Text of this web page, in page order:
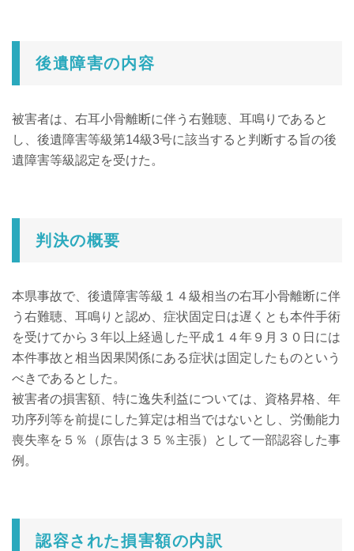
後遺障害の内容
被害者は、右耳小骨離断に伴う右難聴、耳鳴りであると
し、後遺障害等級第14級3号に該当すると判断する旨の後
遺障害等級認定を受けた。
判決の概要
本県事故で、後遺障害等級１４級相当の右耳小骨離断に伴
う右難聴、耳鳴りと認め、症状固定日は遅くとも本件手術
を受けてから３年以上経過した平成１４年９月３０日には
本件事故と相当因果関係にある症状は固定したものという
べきであるとした。
被害者の損害額、特に逸失利益については、資格昇格、年
功序列等を前提にした算定は相当ではないとし、労働能力
喪失率を５％（原告は３５％主張）として一部認容した事
例。
認容された損害額の内訳